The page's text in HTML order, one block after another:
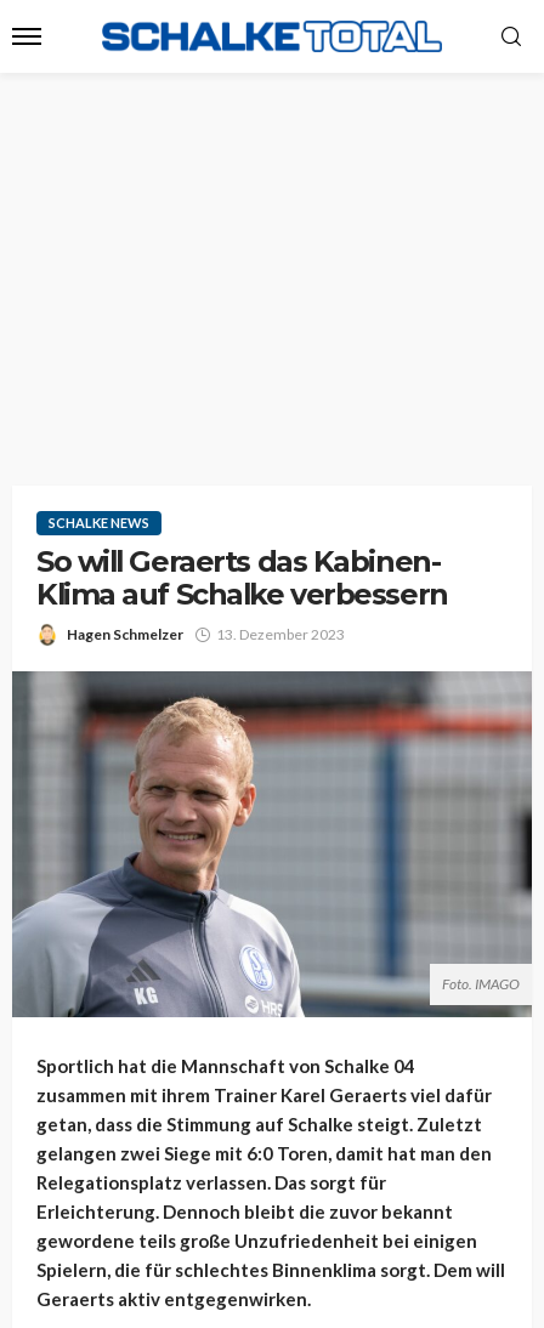
SCHALKE NEWS
So will Geraerts das Kabinen-
Klima auf Schalke verbessern
Hagen Schmelzer 13. Dezember 2023
Foto. IMAGO
Sportlich hat die Mannschaft von Schalke 04
zusammen mit ihrem Trainer Karel Geraerts viel dafür
getan, dass die Stimmung auf Schalke steigt. Zuletzt
gelangen zwei Siege mit 6:0 Toren, damit hat man den
Relegationsplatz verlassen. Das sorgt für
Erleichterung. Dennoch bleibt die zuvor bekannt
gewordene teils große Unzufriedenheit bei einigen
Spielern, die für schlechtes Binnenklima sorgt. Dem will
Geraerts aktiv entgegenwirken.